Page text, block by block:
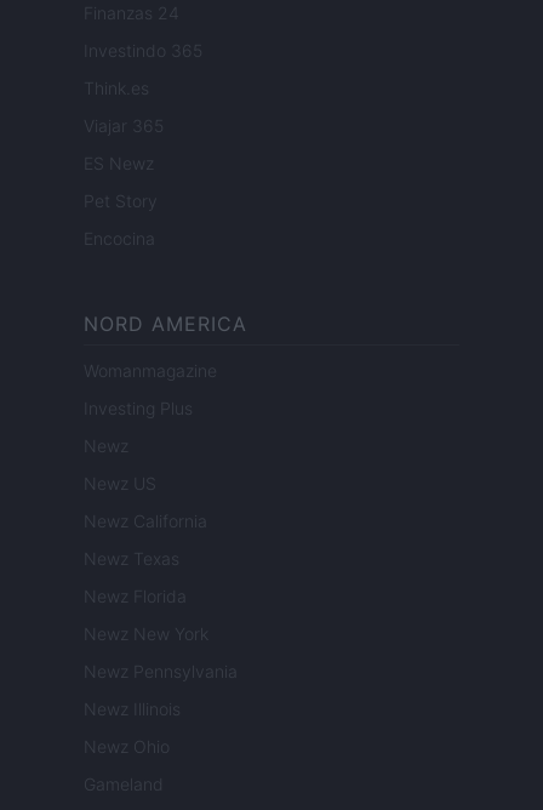
Finanzas 24
Investindo 365
Think.es
Viajar 365
ES Newz
Pet Story
Encocina
NORD AMERICA
Womanmagazine
Investing Plus
Newz
Newz US
Newz California
Newz Texas
Newz Florida
Newz New York
Newz Pennsylvania
Newz Illinois
Newz Ohio
Gameland